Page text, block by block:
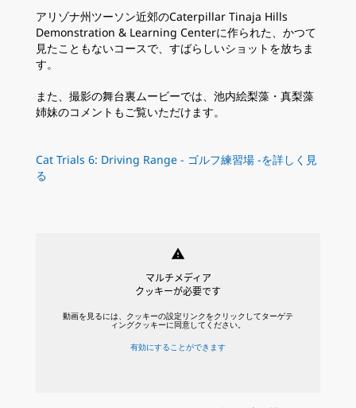
アリゾナ州ツーソン近郊のCaterpillar Tinaja Hills
Demonstration & Learning Centerに作られた、かつて
見たこともないコースで、すばらしいショットを放ちま
す。
また、撮影の舞台裏ムービーでは、池内絵梨藻・真梨藻
姉妹のコメントもご覧いただけます。
Cat Trials 6: Driving Range - ゴルフ練習場 -を詳しく見
る
warning
マルチメディア
クッキーが必要です
動画を見るには、クッキーの設定リンクをクリックしてターゲテ
ィングクッキーに同意してください。
有効にすることができます